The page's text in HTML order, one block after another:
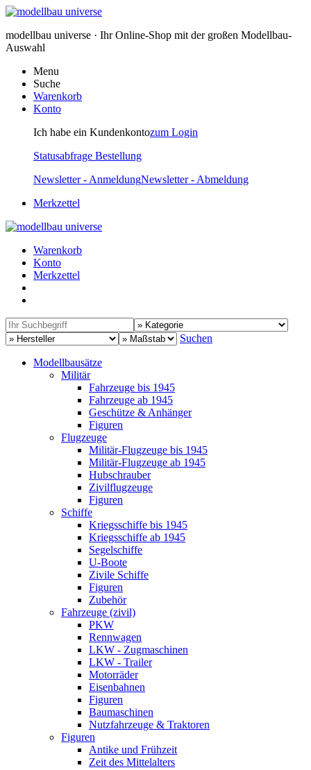
modellbau universe · Ihr Online-Shop mit der großen Modellbau-
Auswahl
Menu
Suche
Warenkorb
Konto
Ich habe ein Kundenkontozum Login
Statusabfrage Bestellung
Newsletter - AnmeldungNewsletter - Abmeldung
Merkzettel
Warenkorb
Konto
Merkzettel
Suchen
Modellbausätze
Militär
Fahrzeuge bis 1945
Fahrzeuge ab 1945
Geschütze & Anhänger
Figuren
Flugzeuge
Militär-Flugzeuge bis 1945
Militär-Flugzeuge ab 1945
Hubschrauber
Zivilflugzeuge
Figuren
Schiffe
Kriegsschiffe bis 1945
Kriegsschiffe ab 1945
Segelschiffe
U-Boote
Zivile Schiffe
Figuren
Zubehör
Fahrzeuge (zivil)
PKW
Rennwagen
LKW - Zugmaschinen
LKW - Trailer
Motorräder
Eisenbahnen
Figuren
Baumaschinen
Nutzfahrzeuge & Traktoren
Figuren
Antike und Frühzeit
Zeit des Mittelalters